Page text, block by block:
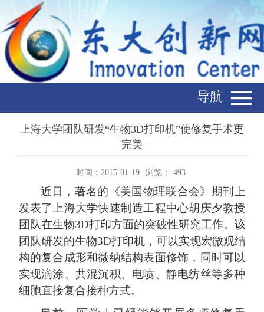
导航
上海大学团队研发“生物3D打印机”使修复手术更
完美
时间：2015-01-19 浏览： 493
近日，著名的《美国物理联合会》期刊上
发表了上海大学快速制造工程中心胡庆夕教授
团队在生物3D打印方面的突破性研究工作。该
团队研发的生物3D打印机，可以实现宏微观结
构的复合成形和微纳结构表面修饰，同时可以
实现滴涂、共混沉积、电喷、静电纺丝等多种
细胞直接复合接种方式。